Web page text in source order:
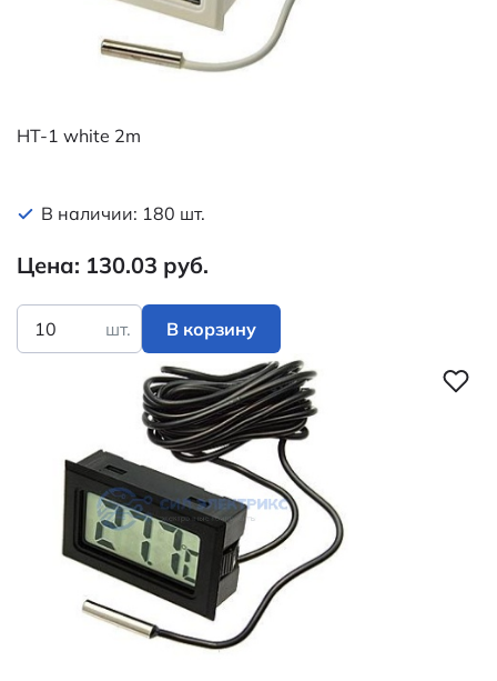
HT-1 white 2m
В наличии: 180 шт.
Цена: 130.03 руб.
шт. В корзину